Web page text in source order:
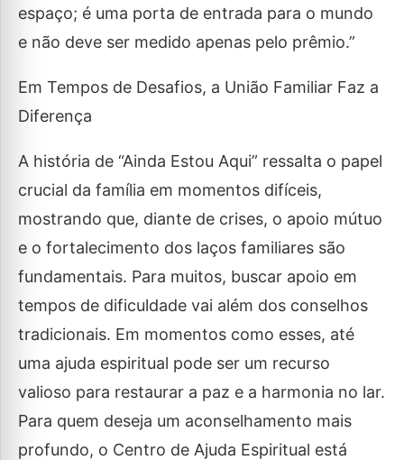
espaço; é uma porta de entrada para o mundo
e não deve ser medido apenas pelo prêmio.”
Em Tempos de Desafios, a União Familiar Faz a
Diferença
A história de “Ainda Estou Aqui” ressalta o papel
crucial da família em momentos difíceis,
mostrando que, diante de crises, o apoio mútuo
e o fortalecimento dos laços familiares são
fundamentais. Para muitos, buscar apoio em
tempos de dificuldade vai além dos conselhos
tradicionais. Em momentos como esses, até
uma ajuda espiritual pode ser um recurso
valioso para restaurar a paz e a harmonia no lar.
Para quem deseja um aconselhamento mais
profundo, o Centro de Ajuda Espiritual está